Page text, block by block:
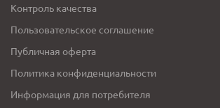
Контроль качества
Пользовательское соглашение
Публичная оферта
Политика конфиденциальности
Информация для потребителя